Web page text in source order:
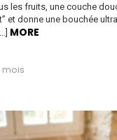
les fruits, une couche
et donne une bouchée
MORE
mois